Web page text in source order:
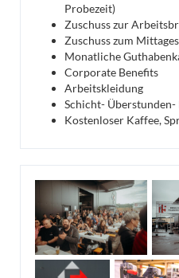
Probezeit)
Zuschuss zur
Zuschuss zum
Monatliche
Corporate Benefits
Arbeitskleidung
Schicht- Überstunden-
Kostenloser Kaffee,